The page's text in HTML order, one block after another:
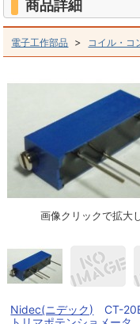
商品詳細
電子工作部品 > コイル・コ
画像クリックで拡大
Nidec(ニデック) CT-